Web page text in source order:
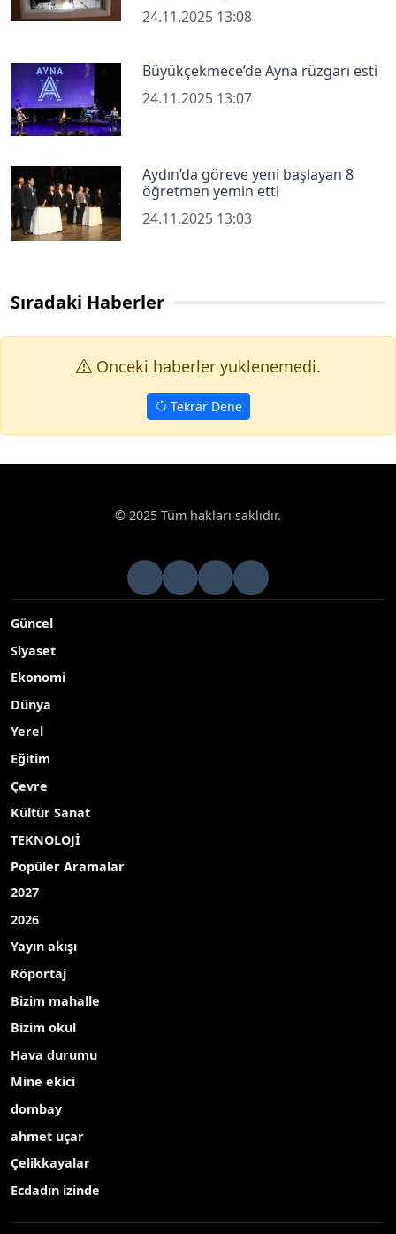
24.11.2025 13:08
Büyükçekmece’de Ayna rüzgarı esti
24.11.2025 13:07
Aydın’da göreve yeni başlayan 8
öğretmen yemin etti
24.11.2025 13:03
Sıradaki Haberler
Onceki haberler yuklenemedi.
Tekrar Dene
© 2025 Tüm hakları saklıdır.
Güncel
Siyaset
Ekonomi
Dünya
Yerel
Eğitim
Çevre
Kültür Sanat
TEKNOLOJİ
Popüler Aramalar
2027
2026
Yayın akışı
Röportaj
Bizim mahalle
Bizim okul
Hava durumu
Mine ekici
dombay
ahmet uçar
Çelikkayalar
Ecdadın izinde